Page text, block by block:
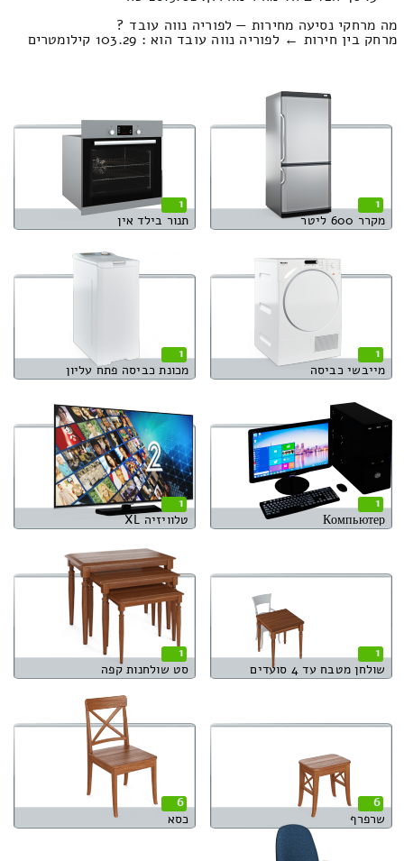
מה מרחקי נסיעה מחירות — לפוריה נווה עובד ?
מרחק בין חירות ← לפוריה נווה עובד הוא : 103.29 קילומטרים
1
מקרר 600 ליטר
1
תנור בילד אין
1
מייבשי כביסה
1
מכונת כביסה פתח עליון
1
Компьютер
1
טלוויזיה XL
1
שולחן מטבח עד 4 סועדים
1
סט שולחנות קפה
6
שרפרף
6
כסא